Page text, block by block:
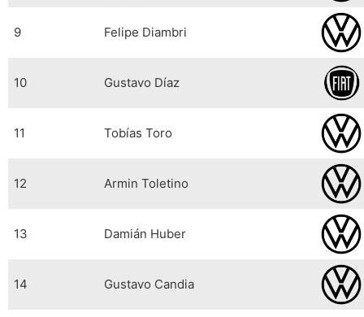
9 Felipe Diambri
10 Gustavo Díaz
11 Tobías Toro
12 Armin Toletino
13 Damián Huber
14 Gustavo Candia